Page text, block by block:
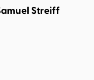
Streiff